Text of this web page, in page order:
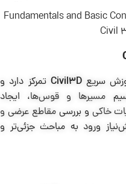
Fundamentals and Basic
Civil
سریعCivil3D تمرکز دارد و
مسیرها و قوس‌ها، ایجاد
خاکی و بررسیمقاطع عرضی و
ورود به مباحث جزئی‌تر و